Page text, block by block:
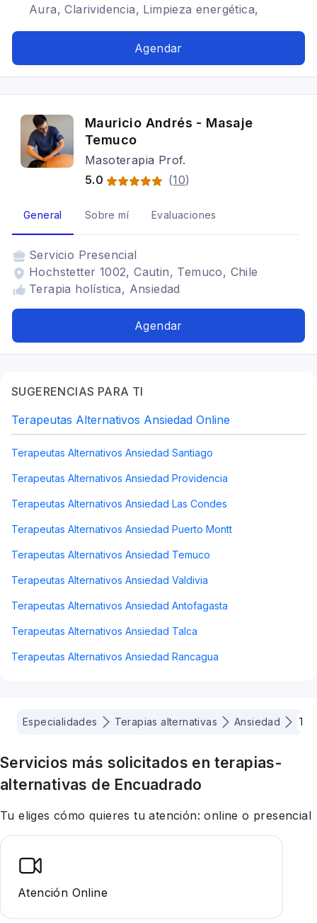
Aura, Clarividencia, Limpieza energética,
Mal de ojo, bloqueos de vida, Abundancia, Abre
emocional, Radiestesia, Gemoterapia, Sanación
de Útero, duelos y separaciones, Insomnio,
embarazo equilibrado, Rituales de protección,
Rituales de limpieza energética, Rituales de
prosperidad económica, energias negativas,
angeles, abre caminos, Constelaciones familares
Agendar
Mauricio Andrés - Masaje
Temuco
Masoterapia Prof.
5.0
(10)
General Sobre mí Evaluaciones
Servicio Presencial
Hochstetter 1002, Cautin, Temuco, Chile
Terapia holística, Ansiedad
Agendar
SUGERENCIAS PARA TI
Terapeutas Alternativos Ansiedad Online
Terapeutas Alternativos Ansiedad Santiago
Terapeutas Alternativos Ansiedad Providencia
Terapeutas Alternativos Ansiedad Las Condes
Terapeutas Alternativos Ansiedad Puerto Montt
Terapeutas Alternativos Ansiedad Temuco
Terapeutas Alternativos Ansiedad Valdivia
Terapeutas Alternativos Ansiedad Antofagasta
Terapeutas Alternativos Ansiedad Talca
Terapeutas Alternativos Ansiedad Rancagua
Especialidades Terapias alternativas Ansiedad
Servicios más solicitados en terapias-
alternativas de Encuadrado
Tu eliges cómo quieres tu atención: online o presencial
Atención Online